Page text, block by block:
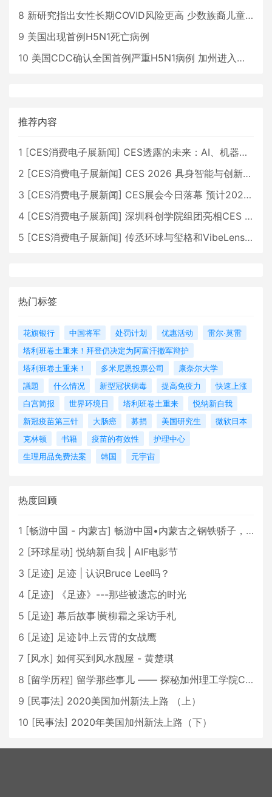
8 新研究指出女性长期COVID风险更高 少数族裔儿童存在差异
9 美国出现首例H5N1死亡病例
10 美国CDC确认全国首例严重H5N1病例 加州进入紧急状态
推荐内容
1 [CES消费电子展新闻] CES透露的未来：AI、机器人与智能生活大爆发
2 [CES消费电子展新闻] CES 2026 具身智能与创新领域 中国公司大放异彩
3 [CES消费电子展新闻] CES展会今日落幕 预计2026行业收入将超五千亿美元
4 [CES消费电子展新闻] 深圳科创学院组团亮相CES 广受好评
5 [CES消费电子展新闻] 传丞环球与玺格和VibeLens共同推出全新耳机
热门标签
花旗银行 中国将军 处罚计划 优惠活动
雷尔·莫雷
塔利班卷土重来！拜登仍决定为阿富汗撤军辩护
塔利班卷土重来！
多米尼恩投票公司
康奈尔大学
議題
什么情况 新型冠状病毒 提高免疫力
快速上涨
白宫简报
世界环境日 塔利班卷土重来
悦纳新自我
新冠疫苗第三针
大肠癌 募捐 美国研究生
微软日本
克林顿
书籍 疫苗的有效性
护理中心
生理用品免费法案
韩国 元宇宙
热度回顾
1 [畅游中国 - 内蒙古] 畅游中国•内蒙古之钢铁骄子，魅力包头
2 [环球星动] 悦纳新自我 | AIF电影节
3 [足迹] 足迹 | 认识Bruce Lee吗？
4 [足迹]
《足迹》---那些被遗忘的时光
5 [足迹] 幕后故事∣黄柳霜之采访手札
6 [足迹] 足迹∣冲上云霄的女战鹰
7 [风水] 如何买到风水靓屋 - 黄楚琪
8 [留学历程] 留学那些事儿 —— 探秘加州理工学院Caltech博士生活 [上集]
9 [民事法] 2020美国加州新法上路 （上）
10 [民事法] 2020年美国加州新法上路（下）